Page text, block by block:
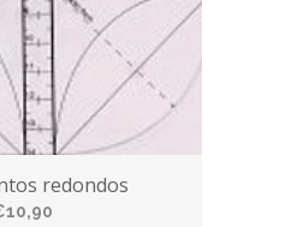
redondos